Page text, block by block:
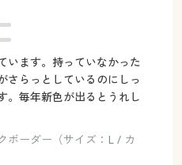
います。持っていなかった
さらっとしているのにしっ
。毎年新色が出るとうれし
ボーダー（サイズ：L / カ